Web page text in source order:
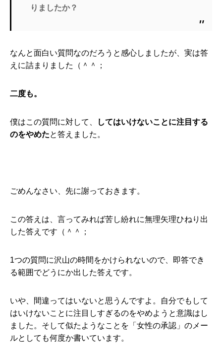
りましたか？
なんと面白い質問なのだろうと感心しましたが、実は答
えに詰まりました（＾＾；
二度も。
僕はこの質問に対して、
してはいけないことに注目する
のをやめたと答えました。
ごめんなさい、先に謝っておきます。
この答えは、言ってみれば苦し紛れに無理矢理ひねり出
した答えです（＾＾；
1つの質問に沢山の時間をかけられないので、即答でき
る範囲でどうにか出した答えです。
いや、間違ってはいないと思うんですよ。自分でもして
はいけないことに注目しすぎるのをやめようと意識はし
ました。そして似たようなことを「女性の承認」のメー
ルとしても何度か書いています。